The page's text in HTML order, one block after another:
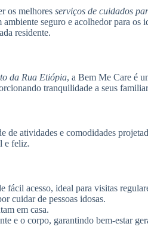
os melhores serviços de cuidados
seguro e acolhedor para
residente.
da Rua Etiópia, a Bem Me Care é
tranquilidade a seus
de atividades e comodidades
e feliz.
fácil acesso, ideal para visitas
cuidar de pessoas idosas.
em casa.
e o corpo, garantindo bem-estar